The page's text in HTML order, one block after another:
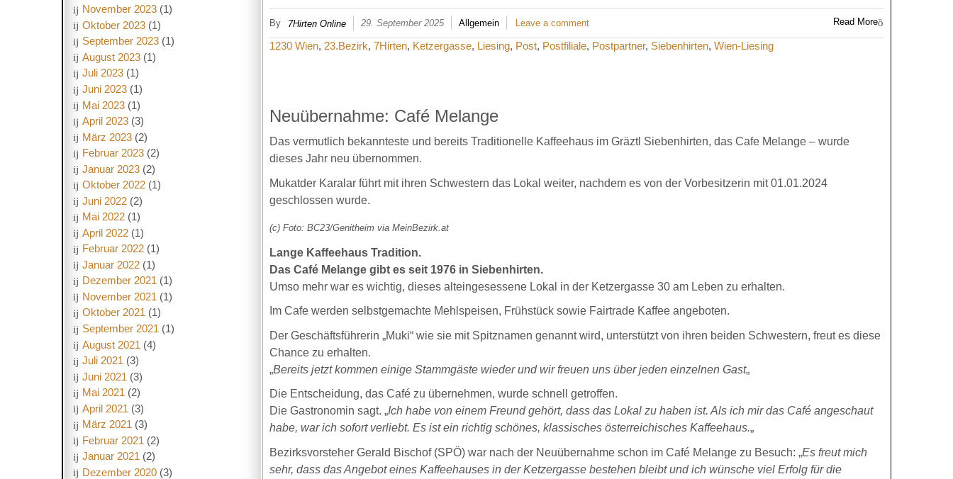
November 2023 (1)
Oktober 2023 (1)
September 2023 (1)
August 2023 (1)
Juli 2023 (1)
Juni 2023 (1)
Mai 2023 (1)
April 2023 (3)
März 2023 (2)
Februar 2023 (2)
Januar 2023 (2)
Oktober 2022 (1)
Juni 2022 (2)
Mai 2022 (1)
April 2022 (1)
Februar 2022 (1)
Januar 2022 (1)
Dezember 2021 (1)
November 2021 (1)
Oktober 2021 (1)
September 2021 (1)
August 2021 (4)
Juli 2021 (3)
Juni 2021 (3)
Mai 2021 (2)
April 2021 (3)
März 2021 (3)
Februar 2021 (2)
Januar 2021 (2)
Dezember 2020 (3)
By 7Hirten Online 29. September 2025 Allgemein Read More
Leave a comment
1230 Wien, 23.Bezirk, 7Hirten, Ketzergasse, Liesing, Post, Postfiliale, Postpartner, Siebenhirten, Wien-Liesing
Neuübernahme: Café Melange
Das vermutlich bekannteste und bereits Traditionelle Kaffeehaus im Gräztl Siebenhirten, das Cafe Melange – wurde
dieses Jahr neu übernommen.
Mukatder Karalar führt mit ihren Schwestern das Lokal weiter, nachdem es von der Vorbesitzerin mit 01.01.2024
geschlossen wurde.
(c) Foto: BC23/Genitheim via MeinBezirk.at
Lange Kaffeehaus Tradition.
Das Café Melange gibt es seit 1976 in Siebenhirten.
Umso mehr war es wichtig, dieses alteingesessene Lokal in der Ketzergasse 30 am Leben zu erhalten.
Im Cafe werden selbstgemachte Mehlspeisen, Frühstück sowie Fairtrade Kaffee angeboten.
Der Geschäftsführerin „Muki“ wie sie mit Spitznamen genannt wird, unterstützt von ihren beiden Schwestern, freut es diese
Chance zu erhalten.
„Bereits jetzt kommen einige Stammgäste wieder und wir freuen uns über jeden einzelnen Gast„
Die Entscheidung, das Café zu übernehmen, wurde schnell getroffen.
Die Gastronomin sagt. „Ich habe von einem Freund gehört, dass das Lokal zu haben ist. Als ich mir das Café angeschaut
habe, war ich sofort verliebt. Es ist ein richtig schönes, klassisches österreichisches Kaffeehaus.„
Bezirksvorsteher Gerald Bischof (SPÖ) war nach der Neuübernahme schon im Café Melange zu Besuch: „Es freut mich
sehr, dass das Angebot eines Kaffeehauses in der Ketzergasse bestehen bleibt und ich wünsche viel Erfolg für die